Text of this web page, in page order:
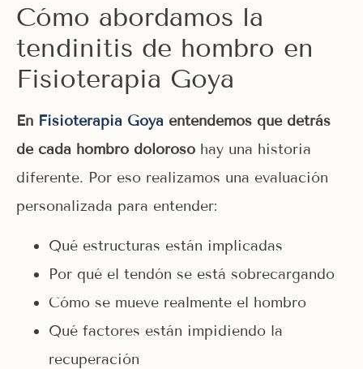
Cómo abordamos la
tendinitis de hombro en
Fisioterapia Goya
En Fisioterapia Goya entendemos que detrás
de cada hombro doloroso hay una historia
diferente. Por eso realizamos una evaluación
personalizada para entender:
Qué estructuras están implicadas
Por qué el tendón se está sobrecargando
Cómo se mueve realmente el hombro
Qué factores están impidiendo la
recuperación